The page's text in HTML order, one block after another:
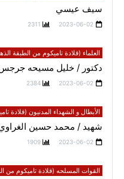
سيف عيسي
2023-06-02
2311
العلماء (قلادة تاميكوم من الطبقة
دكتور / خليل مسيحه
2023-06-02
2384
الأبطال و الشهداء المدنيون (قلادة
شهيد / محمد حسين
2023-06-02
1909
القوات المسلحه (قلادة تاميكوم من